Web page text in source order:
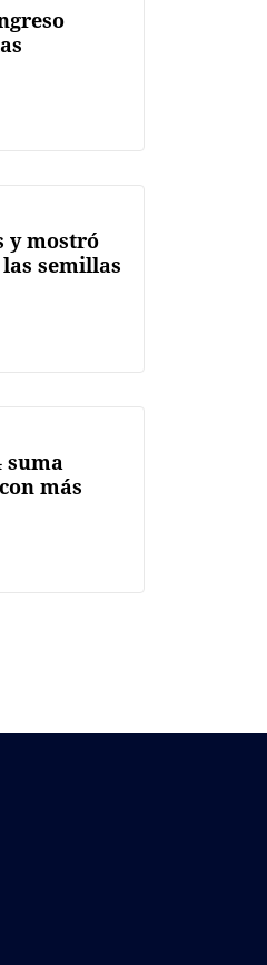
y mostró
semillas
suma
más